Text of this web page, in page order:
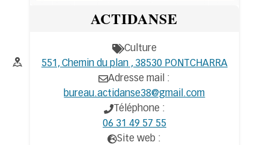
ACTIDANSE
Thématiques
Culture
Adresse :
551, Chemin du plan , 38530 PONTCHARRA
Adresse mail :
bureau.actidanse38@gmail.com
Téléphone :
06 31 49 57 55
Site web :